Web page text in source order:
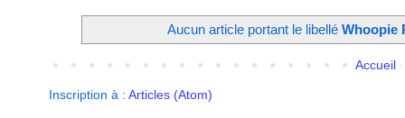
Aucun article portant le libelléWhoopie
Accueil
Inscription à : Articles (Atom)